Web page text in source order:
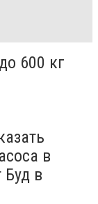
600 кг
в
Буд в